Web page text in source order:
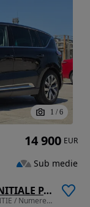
1 / 6
Renault Espace BLUE dCi 200 EDC INITIALE PARIS
1997 cm3 • 200 CP • // Initiale Paris / RAR / GARANTIE / Numere provizorii /
14 900 EUR
Sub medie